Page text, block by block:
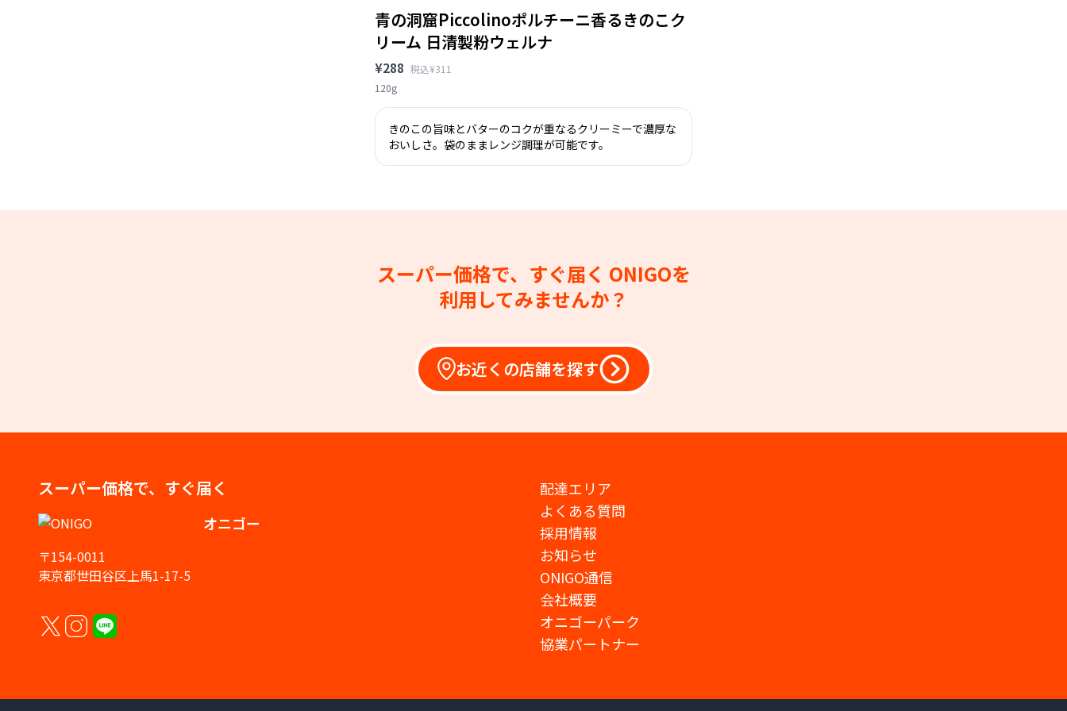
青の洞窟Piccolinoポルチーニ香るきのこク
リーム 日清製粉ウェルナ
¥288 税込¥311
120g
きのこの旨味とバターのコクが重なるクリーミーで濃厚な
おいしさ。袋のままレンジ調理が可能です。
スーパー価格で、すぐ届く ONIGOを
利用してみませんか？
お近くの店舗を探す
スーパー価格で、すぐ届く
オニゴー
〒154-0011
東京都世田谷区上馬1-17-5
配達エリア
よくある質問
採用情報
お知らせ
ONIGO通信
会社概要
オニゴーパーク
協業パートナー